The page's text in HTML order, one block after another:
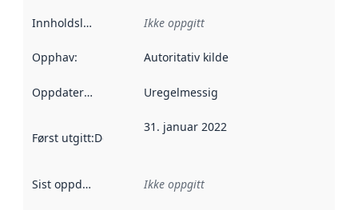
Innholdsleverandører :
Ikke oppgitt
Opphav: Autoritativ kilde
Oppdateringsfrekvens :
Uregelmessig
Først utgitt:Denne datoen sier når dataene i dette
31. januar 2022
Sist oppdatert Ikke oppgitt